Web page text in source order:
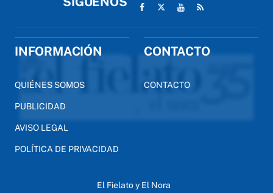
INFORMACIÓN
QUIÉNES SOMOS
PUBLICIDAD
AVISO LEGAL
POLÍTICA DE PRIVACIDAD
CONTACTO
CONTACTO
El Fielato y El Nora